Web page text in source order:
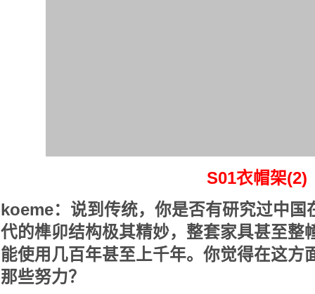
S01衣帽架(2)
koeme：说到传统，你是否有研究过中国
代的榫卯结构极其精妙，整套家具甚至整
能使用几百年甚至上千年。你觉得在这方
那些努力？